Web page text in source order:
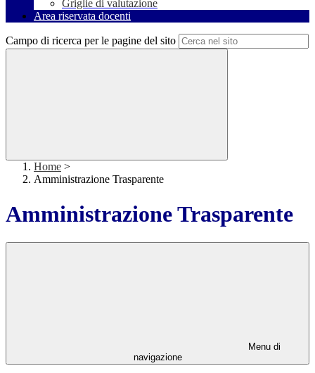
Griglie di valutazione
Area riservata docenti
Campo di ricerca per le pagine del sito
Home >
Amministrazione Trasparente
Amministrazione Trasparente
Menu di
navigazione